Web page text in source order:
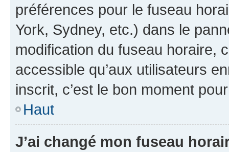
préférences pour le fuseau
York, Sydney, etc.) dans le
modification du fuseau horaire,
accessible qu’aux utilisateurs
inscrit, c’est le bon moment
Haut
J’ai changé mon fuseau